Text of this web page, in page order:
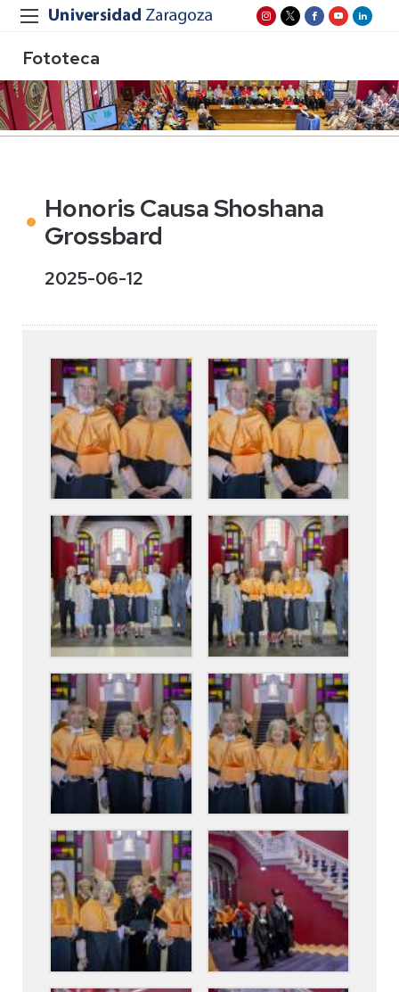
Fototeca
Honoris Causa Shoshana
Grossbard
2025-06-12